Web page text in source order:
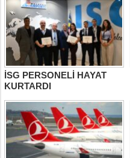
İSG PERSONELİ HAYAT
KURTARDI